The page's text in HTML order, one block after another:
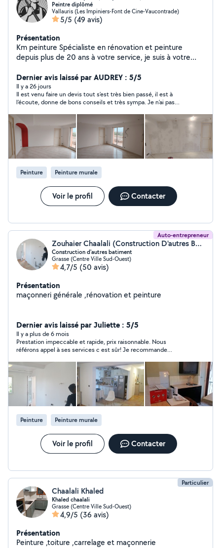
Peintre diplômé
Vallauris (Les Impiniers-Font de Cine-Vaucontrade)
5/5 (49 avis)
Présentation
Km peinture Spécialiste en rénovation et peinture
depuis plus de 20 ans à votre service, je suis à votre
Propreté du chantier, ma priorité est votre satisfaction.
Devis détaillé, tarif compétitifs De la simple pièce
d'appartement à la villa de luxe, spécialiste en peinture
traditionnelle, peinture airless depuis 10 ans Km
peinture possède l'expérience, l'organisation les
équipements et les compétences pour assurer les
meilleurs délais avec des produits de qualité
professionnelle tout en tenant compte de votre budget
pour la réalisation de votre projet La propreté étant
gage de la qualité, nous mettons tout en œuvre pour la
conserver pendant les travaux Par ce que chaque client
est unique nous saurons être à votre écoute pour
réaliser le décor correspondant à votre attente
Dernier avis laissé par AUDREY : 5/5
Il y a 26 jours
Il est venu faire un devis tout s’est très bien passé, il est à
l’écoute, donne de bons conseils et très sympa. Je n’ai pas
Peinture Peinture murale
Voir le profil Contacter
Auto-entrepreneur
Zouhaier Chaalali (Construction D'autres Bâtiments)
Construction d'autres batiment
Grasse (Centre Ville Sud-Ouest)
4,7/5 (50 avis)
Présentation
maçonneri générale ,rénovation et peinture
Dernier avis laissé par Juliette : 5/5
Il y a plus de 6 mois
Prestation impeccable et rapide, prix raisonnable. Nous
référons appel à ses services c est sûr! Je recommande
Peinture Peinture murale
Voir le profil Contacter
Particulier
Chaalali Khaled
Khaled chaalali
Grasse (Centre Ville Sud-Ouest)
4,9/5 (36 avis)
Présentation
Peinture ,toiture ,carrelage et maçonnerie